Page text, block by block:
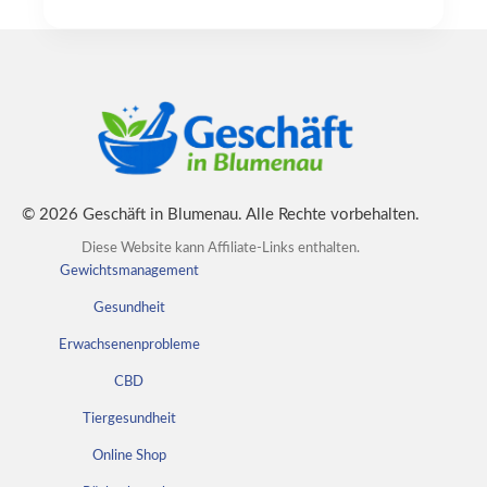
© 2026 Geschäft in Blumenau. Alle Rechte vorbehalten.
Diese Website kann Affiliate-Links enthalten.
Gewichtsmanagement
Gesundheit
Erwachsenenprobleme
CBD
Tiergesundheit
Online Shop